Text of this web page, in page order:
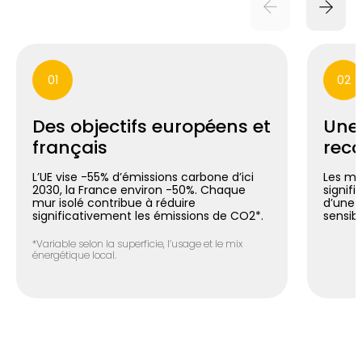
01
Des objectifs européens et
français
L’UE vise -55% d’émissions carbone d’ici
2030, la France environ -50%. Chaque
mur isolé contribue à réduire
significativement les émissions de CO2*.
*Variable selon la superficie, l’usage et le mix
énergétique local.
02
Les
d’une